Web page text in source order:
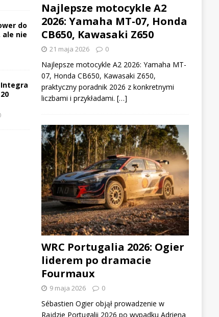
do
ale nie
Najlepsze motocykle A2
2026: Yamaha MT-07, Honda
CB650, Kawasaki Z650
21 maja 2026 0
Najlepsze motocykle A2 2026: Yamaha MT-
07, Honda CB650, Kawasaki Z650,
praktyczny poradnik 2026 z konkretnymi
liczbami i przykładami. […]
WRC Portugalia 2026: Ogier
liderem po dramacie
Fourmaux
9 maja 2026 0
Sébastien Ogier objął prowadzenie w
Rajdzie Portugalii 2026 po wypadku Adriena